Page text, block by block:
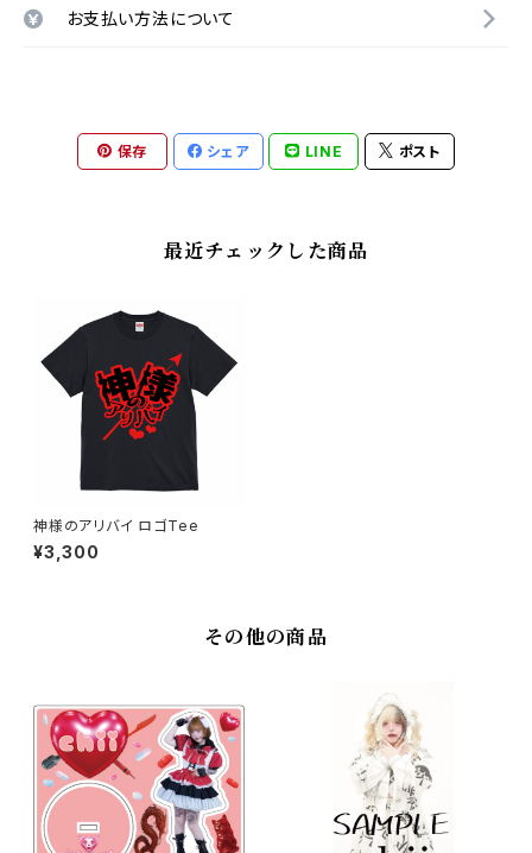
お支払い方法について
保存 シェア LINE ポスト
最近チェックした商品
神様のアリバイ ロゴTee
¥3,300
その他の商品